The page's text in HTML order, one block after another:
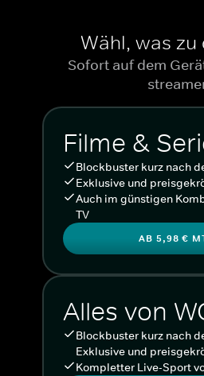
Wähl, was zu
Sofort auf dem
Filme &
Blockbuster kurz nach
Exklusive und
Auch im günstigen
TV
AB 5,98 €
Alles von
Blockbuster kurz nach
Exklusive und
Kompletter Live-Sport